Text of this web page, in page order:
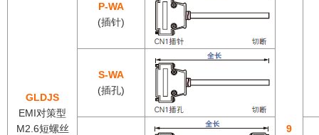
GLDJS
EMI对策型
M2.6短螺丝
P-WA
(插针)
9
S-WA
(插孔)